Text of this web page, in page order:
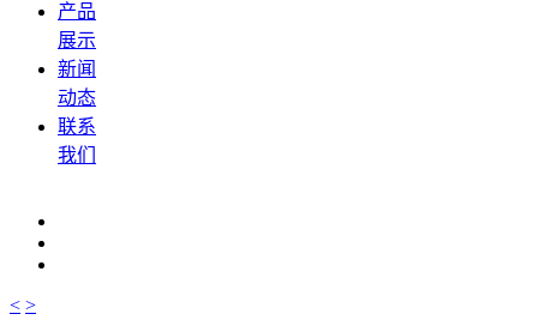
产品
展示
新闻
动态
联系
我们
< >